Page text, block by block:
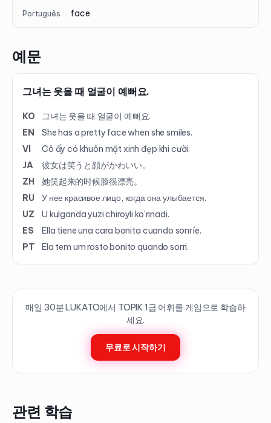
Português face
예문
그녀는 웃을 때 얼굴이 예뻐요.
KO
그녀는 웃을 때 얼굴이 예뻐요.
EN
She has a pretty face when she smiles.
VI
Cô ấy có khuôn mặt xinh đẹp khi cười.
JA
彼女は笑うと顔がかわいい。
ZH
她笑起来的时候脸很漂亮。
RU
У нее красивое лицо, когда она улыбается.
UZ
U kulganda yuzi chiroyli ko'rinadi.
ES
Ella tiene una cara bonita cuando sonríe.
PT
Ela tem um rosto bonito quando sorri.
매일 30분 LUKATO에서 TOPIK 1급 어휘를 게임으로 학습하
세요.
무료로 시작하기
관련 학습